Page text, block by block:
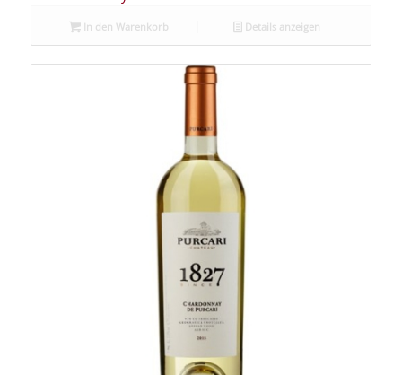
In den Warenkorb Details anzeigen